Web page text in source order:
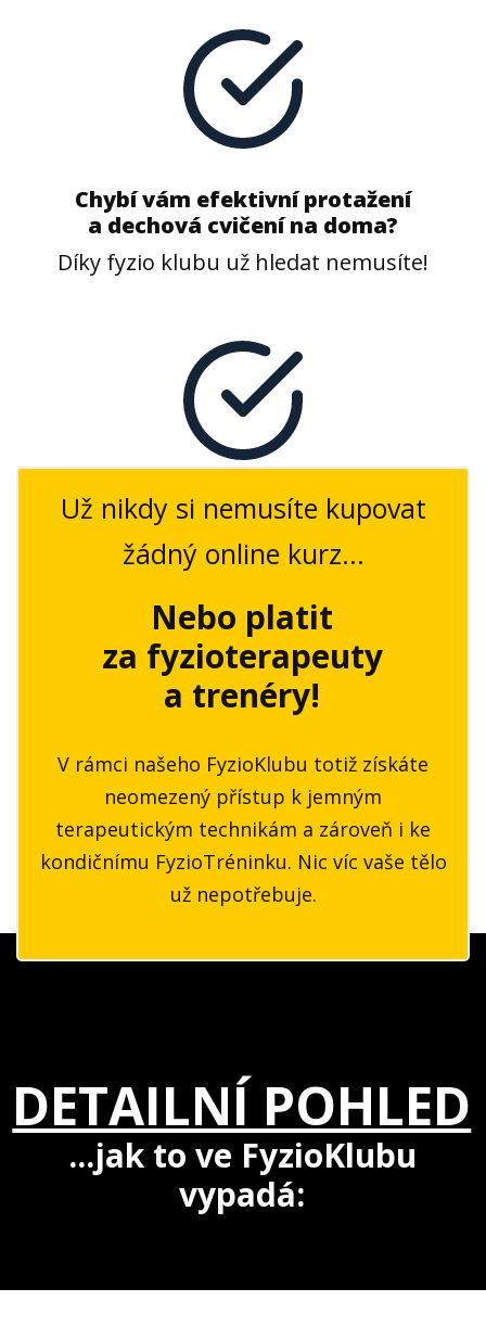
Chybí vám efektivní protažení
a dechová cvičení na doma?
Díky fyzio klubu už hledat nemusíte!
Chcete cvičit stále nové a nové
cviky, sestavy, výzvy a programy?
Tak to se nechte překvapit, co nového
vás čeká!
Už nikdy si nemusíte kupovat
žádný online kurz...
Nebo platit
za fyzioterapeuty
a trenéry!
V rámci našeho FyzioKlubu totiž získáte
neomezený přístup k jemným
terapeutickým technikám a zároveň i ke
kondičnímu FyzioTréninku. Nic víc vaše tělo
už nepotřebuje.
DETAILNÍ POHLED
...jak to ve FyzioKlubu
vypadá: